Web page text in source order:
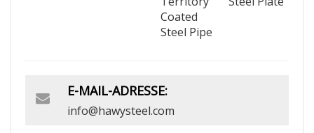
E-MAIL-ADRESSE:
info@hawysteel.com